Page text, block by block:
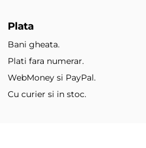
Plata
Bani gheata.
Plati fara numerar.
WebMoney si PayPal.
Cu curier si in stoc.